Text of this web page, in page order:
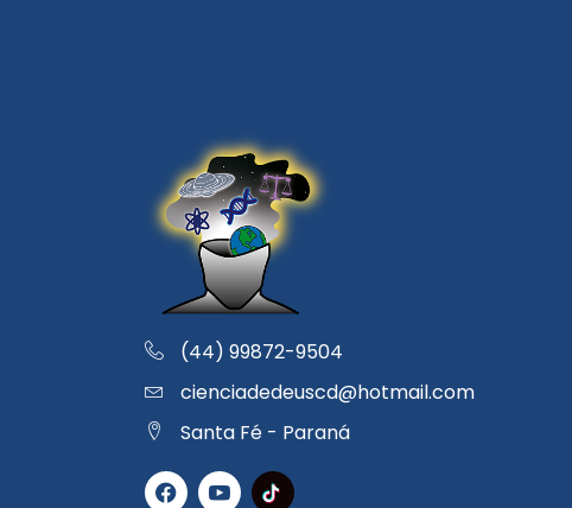
(44) 99872-9504
cienciadedeuscd@hotmail.com
Santa Fé - Paraná